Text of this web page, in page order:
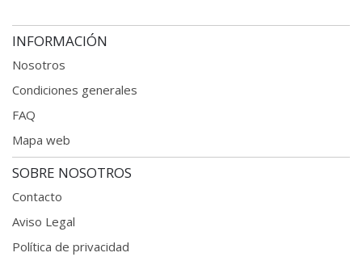
INFORMACIÓN
Nosotros
Condiciones generales
FAQ
Mapa web
SOBRE NOSOTROS
Contacto
Aviso Legal
Política de privacidad